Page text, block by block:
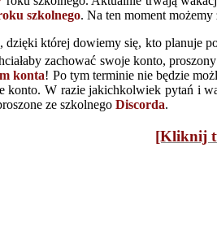
szkolnego. Na ten moment
, dzięki której dowiemy się, kto planuje
zachować swoje konto,
konta! Po tym terminie nie będzie
konto. W razie jakichkolwiek pytań i
ze szkolnego Discorda.
[Kliknij